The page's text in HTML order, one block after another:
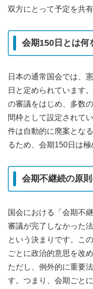
双方にとって予定を共
会期150日とは何
日本の通常国会では、
日と定められています
の審議をはじめ、多数
間枠として設定されて
件は自動的に廃案とな
るため、会期150日は極
会期不継続の原
国会における「会期不
審議が完了しなかった
という決まりです。こ
ごとに政治的意思を改
ただし、例外的に重要
す。つまり、会期ごと